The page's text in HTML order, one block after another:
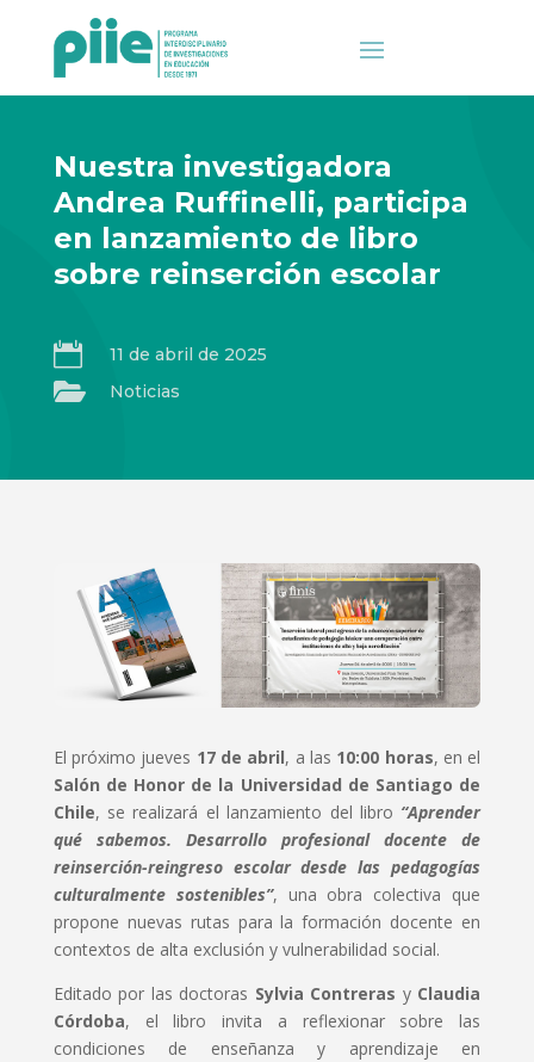
Nuestra investigadora
Andrea Ruffinelli, participa
en lanzamiento de libro
sobre reinserción escolar
 11 de abril de 2025
 Noticias
El próximo jueves 17 de abril, a las 10:00 horas, en el
Salón de Honor de la Universidad de Santiago de
Chile, se realizará el lanzamiento del libro “Aprender
qué sabemos. Desarrollo profesional docente de
reinserción-reingreso escolar desde las pedagogías
culturalmente sostenibles”, una obra colectiva que
propone nuevas rutas para la formación docente en
contextos de alta exclusión y vulnerabilidad social.
Editado por las doctoras Sylvia Contreras y Claudia
Córdoba, el libro invita a reflexionar sobre las
condiciones de enseñanza y aprendizaje en